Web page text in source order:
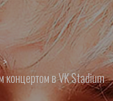
>
в VK Stadium